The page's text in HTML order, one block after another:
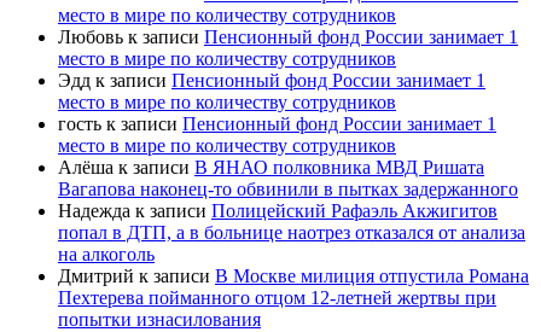
место в мире по количеству сотрудников
Любовь к записи Пенсионный фонд России занимает 1
место в мире по количеству сотрудников
Эдд к записи Пенсионный фонд России занимает 1
место в мире по количеству сотрудников
гость к записи Пенсионный фонд России занимает 1
место в мире по количеству сотрудников
Алёша к записи В ЯНАО полковника МВД Ришата
Вагапова наконец-то обвинили в пытках задержанного
Надежда к записи Полицейский Рафаэль Акжигитов
попал в ДТП, а в больнице наотрез отказался от анализа
на алкоголь
Дмитрий к записи В Москве милиция отпустила Романа
Пехтерева пойманного отцом 12-летней жертвы при
попытки изнасилования